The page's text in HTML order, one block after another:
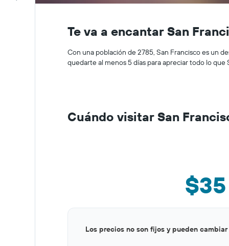
Te va a encantar San
Con una población de 2 785, San Francisco es un
quedarte al menos 5 días para apreciar todo lo que
Cuándo visitar San
$35
graphic.Los precios no son fijos y pueden cambiar